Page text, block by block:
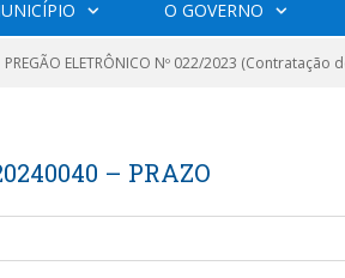
O GOVERNO
PREGÃO ELETRÔNICO Nº 022/2023 (Contratação
– PRAZO